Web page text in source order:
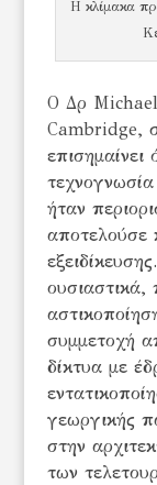
Η κλίμακα
Ο Δρ
Cambridge,
ήταν
αποτελούσε
ουσιαστικά,
συμμετοχή
δίκτυα με
γεωργικής
στην
των